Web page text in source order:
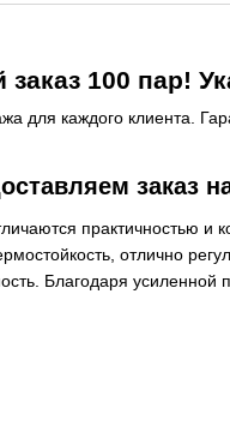
100 пар!
для каждого клиента.
заказ
отлично
Благодаря